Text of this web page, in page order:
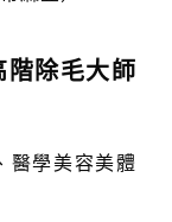
階除毛大師
醫學美容美體